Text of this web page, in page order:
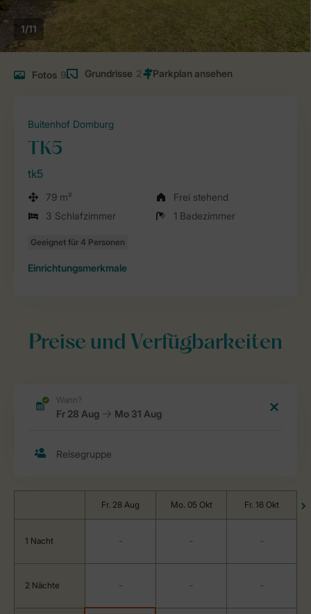
1/11
Fotos 9 Grundrisse 2
Buitenhof Domburg
TK5
tk5
79 m²
Frei stehend
3 Schlafzimmer
1 Badezimmer
Einrichtungsmerkmale
Preise und Verfügbarkeiten
Fr. 28 Aug Mo. 05 Okt Fr. 16 Okt
1 Nacht - - -
2 Nächte - - -